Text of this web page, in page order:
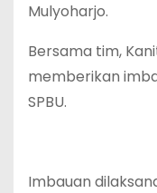
Mulyoharjo.
Bersama tim,
memberikan
SPBU.
Imbauan